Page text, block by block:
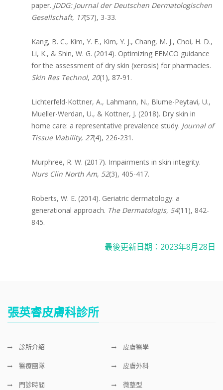
paper. JDDG: Journal der Deutschen Dermatologischen
Gesellschaft, 17(S7), 3-33.
Kang, B. C., Kim, Y. E., Kim, Y. J., Chang, M. J., Choi, H. D.,
Li, K., & Shin, W. G. (2014). Optimizing EEMCO guidance
for the assessment of dry skin (xerosis) for pharmacies.
Skin Res Technol, 20(1), 87-91.
Lichterfeld-Kottner, A., Lahmann, N., Blume-Peytavi, U.,
Mueller-Werdan, U., & Kottner, J. (2018). Dry skin in
home care: a representative prevalence study. Journal of
Tissue Viability, 27(4), 226-231.
Murphree, R. W. (2017). Impairments in skin integrity.
Nurs Clin North Am, 52(3), 405-417.
Roberts, W. E. (2014). Geriatric dermatology: a
generational approach. The Dermatologis, 54(11), 842-
845.
最後更新日期： 2023年8月28日
張英睿皮膚科診所
診所介紹 皮膚醫學
醫療團隊 皮膚外科
門診時間 微整型